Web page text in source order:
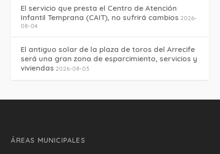
El servicio que presta el Centro de Atención
Infantil Temprana (CAIT), no sufrirá cambios 2026-
08-04
El antiguo solar de la plaza de toros del Arrecife
será una gran zona de esparcimiento, servicios y
viviendas 2026-08-03
ÁREAS MUNICIPALES